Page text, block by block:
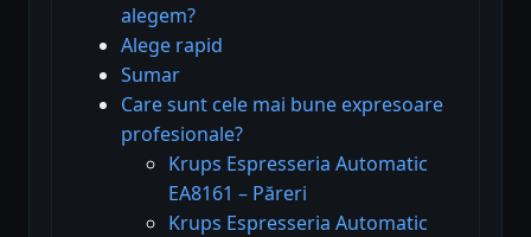
alegem?
Alege rapid
Sumar
Care sunt cele mai bune expresoare
profesionale?
Krups Espresseria Automatic
EA8161 – Păreri
Krups Espresseria Automatic